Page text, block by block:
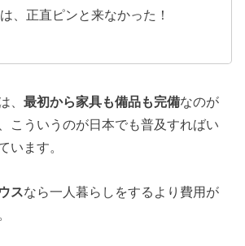
、正直ピンと来なかった！
、最初から家具も備品も完備なのが
こういうのが日本でも普及すればい
います。
スなら一人暮らしをするより費用が